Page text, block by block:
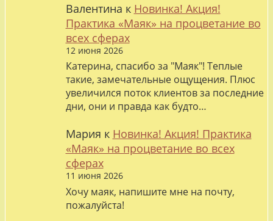
Валентина к Новинка! Акция!
Практика «Маяк» на процветание во
всех сферах
12 июня 2026
Катерина, спасибо за "Маяк"! Теплые
такие, замечательные ощущения. Плюс
увеличился поток клиентов за последние
дни, они и правда как будто…
Мария к Новинка! Акция! Практика
«Маяк» на процветание во всех
сферах
11 июня 2026
Хочу маяк, напишите мне на почту,
пожалуйста!